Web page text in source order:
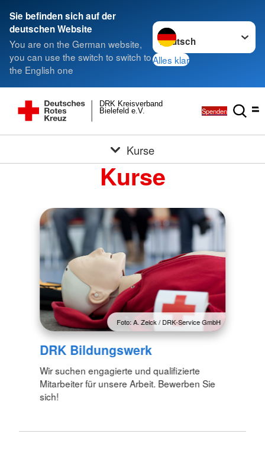
Sie befinden sich auf der
deutschen Website
You are on the German website,
you can use the switch to switch to
the English one
Sprache wechseln zu
Alles klar
Bielefeld e.V.
DRK Kreisverband
Spenden
Kurse
Kurse
Foto: A. Zelck / DRK-Service GmbH
DRK Bildungswerk
Wir suchen engagierte und qualifizierte
Mitarbeiter für unsere Arbeit. Bewerben Sie
sich!